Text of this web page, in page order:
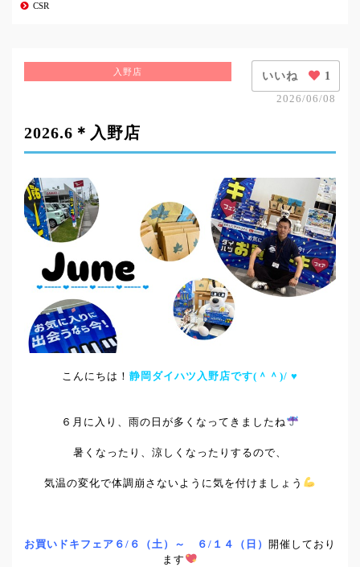
CSR
いいね 1
入野店
2026/06/08
2026.6＊入野店
こんにちは！ 静岡ダイハツ入野店です(＾＾)/ ♥
６月に入り、雨の日が多くなってきましたね
暑くなったり、涼しくなったりするので、
気温の変化で体調崩さないように気を付けましょう
お買いドキフェア６/６（土）～ ６/１４（日） 開催しており
ます